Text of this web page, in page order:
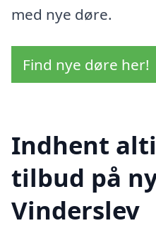
med nye døre.
Find nye døre her!
Indhent
tilbud på
Vinderslev